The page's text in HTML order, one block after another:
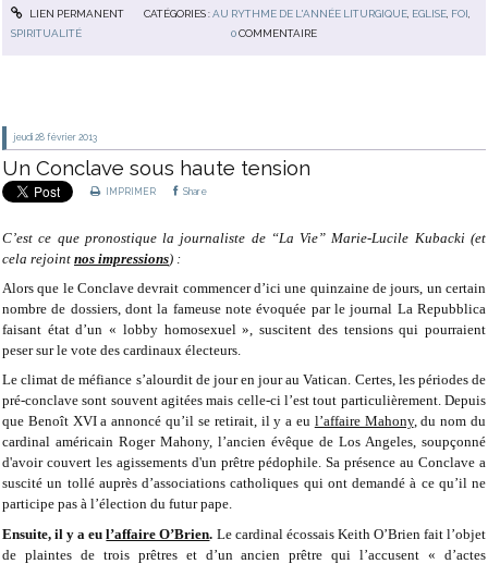
LIEN PERMANENT CATÉGORIES :AU RYTHME DE L'ANNÉE LITURGIQUE, EGLISE, FOI
SPIRITUALITÉ
0 COMMENTAIRE
jeudi 28 février 2013
Un Conclave sous haute tension
IMPRIMER Share
C’est ce que pronostique la journaliste de “La Vie” Marie-Lucile Kubacki (et
cela rejoint nos impressions) :
Alors que le Conclave devrait commencer d’ici une quinzaine de jours, un certain
nombre de dossiers, dont la fameuse note évoquée par le journal La Repubblica
faisant état d’un « lobby homosexuel », suscitent des tensions qui pourraient
peser sur le vote des cardinaux électeurs.
Le climat de méfiance s’alourdit de jour en jour au Vatican. Certes, les périodes de
pré-conclave sont souvent agitées mais celle-ci l’est tout particulièrement. Depuis
que Benoît XVI a annoncé qu’il se retirait, il y a eu l’affaire Mahony, du nom du
cardinal américain Roger Mahony, l’ancien évêque de Los Angeles, soupçonné
d'avoir couvert les agissements d'un prêtre pédophile. Sa présence au Conclave a
suscité un tollé auprès d’associations catholiques qui ont demandé à ce qu’il ne
participe pas à l’élection du futur pape.
Ensuite, il y a eul’affaire O’Brien. Le cardinal écossais Keith O’Brien fait l’objet
de plaintes de trois prêtres et d’un ancien prêtre qui l’accusent « d’actes